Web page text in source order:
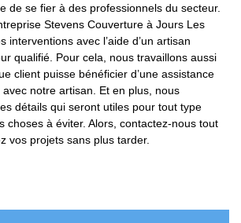
de se fier à des professionnels du secteur.
Stevens Couverture à Jours Les
interventions avec l’aide d’un artisan
qualifié. Pour cela, nous travaillons aussi
client puisse bénéficier d’une assistance
notre artisan. Et en plus, nous
détails qui seront utiles pour tout type
choses à éviter. Alors, contactez-nous tout
vos projets sans plus tarder.